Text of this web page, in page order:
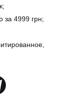
за 4999 грн;